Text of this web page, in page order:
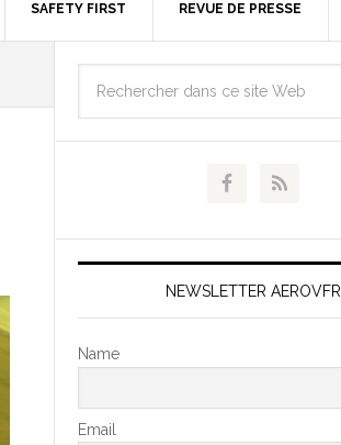
SAFETY FIRST REVUE DE PRESSE
NEWSLETTER AEROVFR
Name
Email